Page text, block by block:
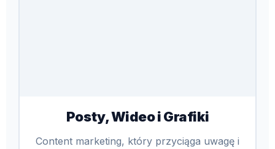
Posty, Wideo i Grafiki
Content marketing, który przyciąga uwagę i